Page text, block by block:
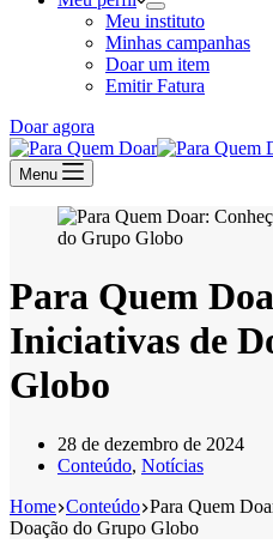
Meu instituto
Minhas campanhas
Doar um item
Emitir Fatura
Doar agora
Menu
Para Quem
Iniciativas de
Globo
28 de dezembro de 2024
Conteúdo, Notícias
Home Conteúdo Para Quem
Doação do Grupo Globo